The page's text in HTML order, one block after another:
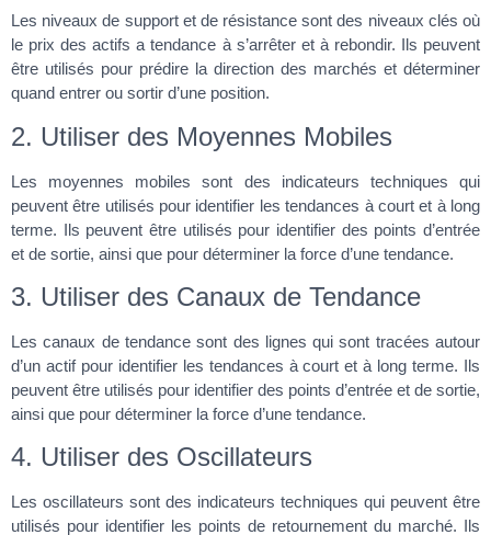
Les niveaux de support et de résistance sont des niveaux clés où
le prix des actifs a tendance à s’arrêter et à rebondir. Ils peuvent
être utilisés pour prédire la direction des marchés et déterminer
quand entrer ou sortir d’une position.
2. Utiliser des Moyennes Mobiles
Les moyennes mobiles sont des indicateurs techniques qui
peuvent être utilisés pour identifier les tendances à court et à long
terme. Ils peuvent être utilisés pour identifier des points d’entrée
et de sortie, ainsi que pour déterminer la force d’une tendance.
3. Utiliser des Canaux de Tendance
Les canaux de tendance sont des lignes qui sont tracées autour
d’un actif pour identifier les tendances à court et à long terme. Ils
peuvent être utilisés pour identifier des points d’entrée et de sortie,
ainsi que pour déterminer la force d’une tendance.
4. Utiliser des Oscillateurs
Les oscillateurs sont des indicateurs techniques qui peuvent être
utilisés pour identifier les points de retournement du marché. Ils